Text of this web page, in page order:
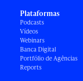
Plataformas
Podcasts
Vídeos
Webinars
Banca Digital
Portfólio de Agências
Reports